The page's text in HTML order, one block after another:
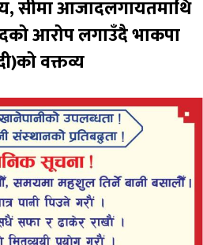
सीमा आजादलगायतमाथि
आरोप लगाउँदै भाकपा
वक्तव्य